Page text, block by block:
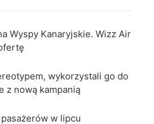
Wyspy Kanaryjskie. Wizz Air
wykorzystali go do
z nową kampanią
w lipcu